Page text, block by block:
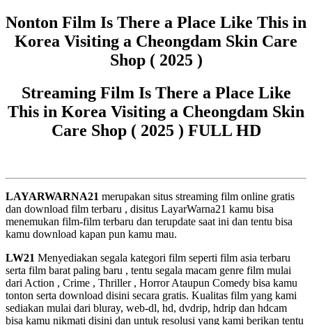
Nonton Film Is There a Place Like This in
Korea Visiting a Cheongdam Skin Care
Shop ( 2025 )
Streaming Film Is There a Place Like
This in Korea Visiting a Cheongdam Skin
Care Shop ( 2025 ) FULL HD
LAYARWARNA21 merupakan situs streaming film online gratis
dan download film terbaru , disitus LayarWarna21 kamu bisa
menemukan film-film terbaru dan terupdate saat ini dan tentu bisa
kamu download kapan pun kamu mau.
LW21 Menyediakan segala kategori film seperti film asia terbaru
serta film barat paling baru , tentu segala macam genre film mulai
dari Action , Crime , Thriller , Horror Ataupun Comedy bisa kamu
tonton serta download disini secara gratis. Kualitas film yang kami
sediakan mulai dari bluray, web-dl, hd, dvdrip, hdrip dan hdcam
bisa kamu nikmati disini dan untuk resolusi yang kami berikan tentu